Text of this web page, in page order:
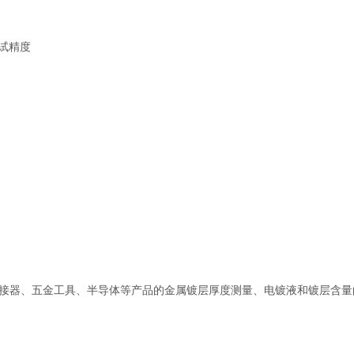
精度
器、五金工具、半导体等产品的金属镀层厚度测量、电镀液和镀层含